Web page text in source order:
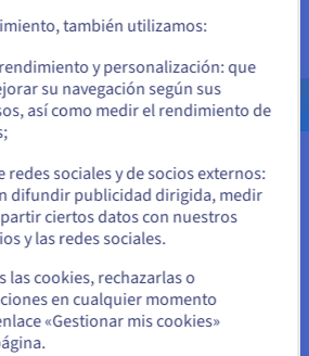
lo explican
Estados Unidos
public-cloud Inglés
USD -
sitio web actual
web
también utilizamos:
y personalización: que
su navegación según sus
así como medir el rendimiento de
redes sociales y de socios externos:
difundir publicidad dirigida, medir
ciertos datos con nuestros
y las redes sociales.
las cookies, rechazarlas o
en cualquier momento
«Gestionar mis cookies»